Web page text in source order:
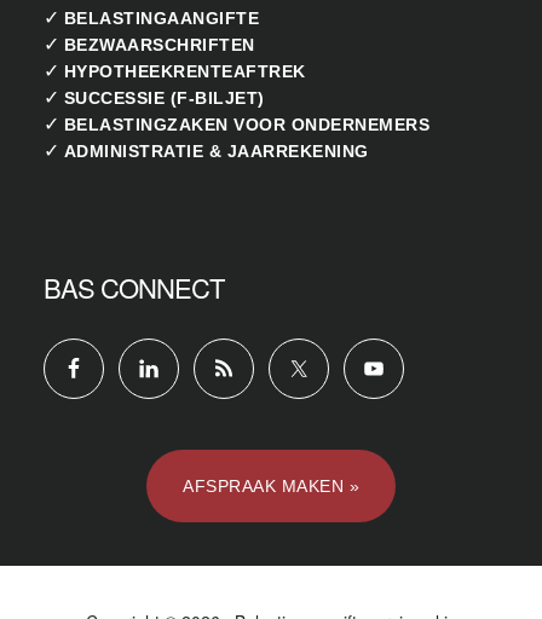
✓ BELASTINGAANGIFTE
✓ BEZWAARSCHRIFTEN
✓ HYPOTHEEKRENTEAFTREK
✓ SUCCESSIE (F-BILJET)
✓ BELASTINGZAKEN VOOR ONDERNEMERS
✓ ADMINISTRATIE & JAARREKENING
BAS CONNECT
AFSPRAAK MAKEN »